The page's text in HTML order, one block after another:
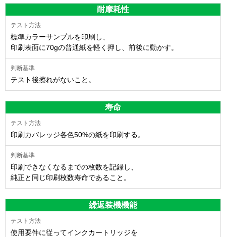
耐摩耗性
標準カラーサンプルを印刷し、
印刷表面に70gの普通紙を軽く押し、前後に動かす。
テスト後擦れがないこと。
寿命
印刷カバレッジ各色50%の紙を印刷する。
印刷できなくなるまでの枚数を記録し、
純正と同じ印刷枚数寿命であること。
繰返装機機能
使用要件に従ってインクカートリッジを